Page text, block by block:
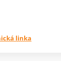
linka